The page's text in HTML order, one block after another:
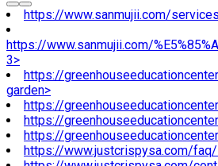
https://www.sanmujii.com/
https://www.sanmujii.com/
3>
https://
garden>
https://
https://
https://
https://www.justcrispysa.com/